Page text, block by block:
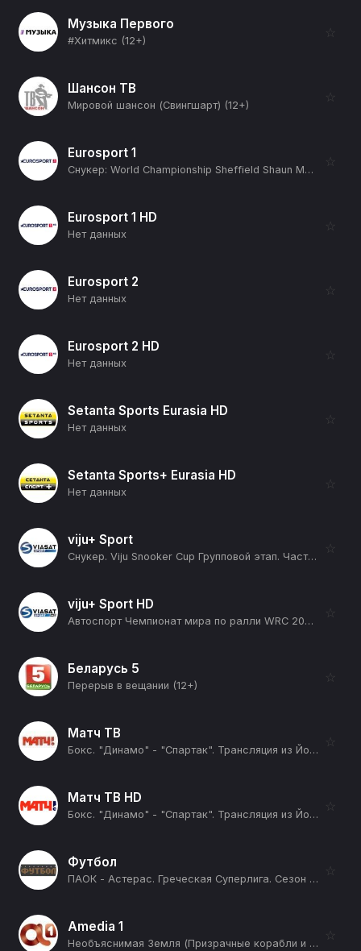
Музыка Первого
#Хитмикс (12+)
☆
Шансон ТВ
Мировой шансон (Свингшарт) (12+)
☆
Eurosport 1
Снукер: World Championship Sheffield Shaun Murphy - Wu Yize Final (12+)
☆
Eurosport 1 HD
Нет данных
☆
Eurosport 2
Нет данных
☆
Eurosport 2 HD
Нет данных
☆
Setanta Sports Eurasia HD
Нет данных
☆
Setanta Sports+ Eurasia HD
Нет данных
☆
viju+ Sport
Снукер. Viju Snooker Cup Групповой этап. Часть 7. Группа A. Группа B. Алексей Корень - Андрей Карасов. Диана Миронова - Микаэл Нерсисян (12+)
☆
viju+ Sport HD
Автоспорт Чемпионат мира по ралли WRC 2026. 10 этап. Ралли Финляндия. День 4. 20 спецучасток (заключительный). Химос - Йямся 2 (12+)
☆
Беларусь 5
Перерыв в вещании (12+)
☆
Матч ТВ
Бокс. "Динамо" - "Спартак". Трансляция из Йошкар-Олы (12+)
☆
Матч ТВ HD
Бокс. "Динамо" - "Спартак". Трансляция из Йошкар-Олы (12+)
☆
Футбол
ПАОК - Астерас. Греческая Суперлига. Сезон 25/26 (12+)
☆
Amedia 1
Необъяснимая Земля (Призрачные корабли и кровавый лед) (12+)
☆